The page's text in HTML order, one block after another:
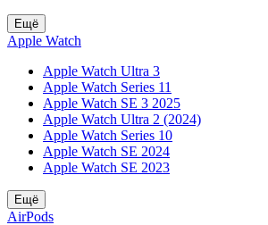
Ещё
Apple Watch
Apple Watch Ultra 3
Apple Watch Series 11
Apple Watch SE 3 2025
Apple Watch Ultra 2 (2024)
Apple Watch Series 10
Apple Watch SE 2024
Apple Watch SE 2023
Ещё
AirPods